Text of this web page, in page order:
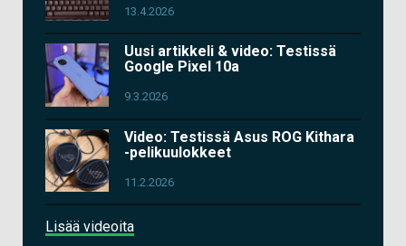
13.4.2026
Uusi artikkeli & video: Testissä
Google Pixel 10a
9.3.2026
Video: Testissä Asus ROG Kithara
-pelikuulokkeet
11.2.2026
Lisää videoita